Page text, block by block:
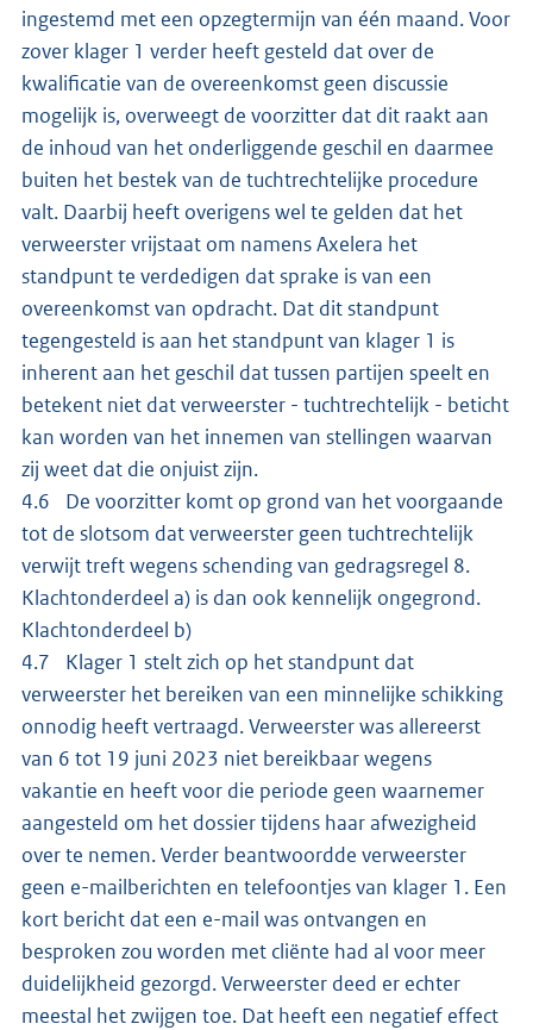
ingestemd met een opzegtermijn van één maand. Voor
zover klager 1 verder heeft gesteld dat over de
kwalificatie van de overeenkomst geen discussie
mogelijk is, overweegt de voorzitter dat dit raakt aan
de inhoud van het onderliggende geschil en daarmee
buiten het bestek van de tuchtrechtelijke procedure
valt. Daarbij heeft overigens wel te gelden dat het
verweerster vrijstaat om namens Axelera het
standpunt te verdedigen dat sprake is van een
overeenkomst van opdracht. Dat dit standpunt
tegengesteld is aan het standpunt van klager 1 is
inherent aan het geschil dat tussen partijen speelt en
betekent niet dat verweerster - tuchtrechtelijk - beticht
kan worden van het innemen van stellingen waarvan
zij weet dat die onjuist zijn.
4.6 De voorzitter komt op grond van het voorgaande
tot de slotsom dat verweerster geen tuchtrechtelijk
verwijt treft wegens schending van gedragsregel 8.
Klachtonderdeel a) is dan ook kennelijk ongegrond.
Klachtonderdeel b)
4.7 Klager 1 stelt zich op het standpunt dat
verweerster het bereiken van een minnelijke schikking
onnodig heeft vertraagd. Verweerster was allereerst
van 6 tot 19 juni 2023 niet bereikbaar wegens
vakantie en heeft voor die periode geen waarnemer
aangesteld om het dossier tijdens haar afwezigheid
over te nemen. Verder beantwoordde verweerster
geen e-mailberichten en telefoontjes van klager 1. Een
kort bericht dat een e-mail was ontvangen en
besproken zou worden met cliënte had al voor meer
duidelijkheid gezorgd. Verweerster deed er echter
meestal het zwijgen toe. Dat heeft een negatief effect